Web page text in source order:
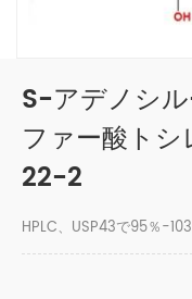
S-アデノシ
ファー酸ト
22-2
HPLC、USP43で95％-